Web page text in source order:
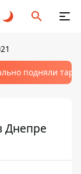
подняли
Днепре